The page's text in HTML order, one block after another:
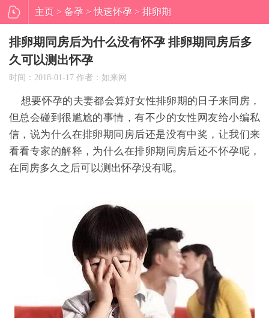
主页> 备孕>快速怀孕> 排卵期
同房后为什么没有怀孕 排卵期同
房后多久可以测出怀孕
排卵期同房后为什么没有怀孕 排卵期同房后多
久可以测出怀孕
时间：2018-01-17 作者：如来网
想要怀孕的夫妻都会算好女性排卵期的日子来同房，
但总会碰到很尴尬的事情，有不少的女性网友给小编私
信，说为什么在排卵期同房后还是没有中奖，让我们来
看看专家的解释，为什么在排卵期同房后还不怀孕呢，
在同房多久之后可以测出怀孕没有呢。